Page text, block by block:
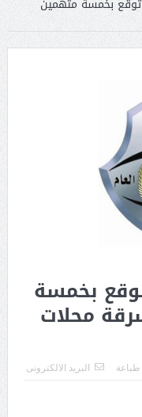
بخمسة
محلات
طباعة البريد الالكترونى